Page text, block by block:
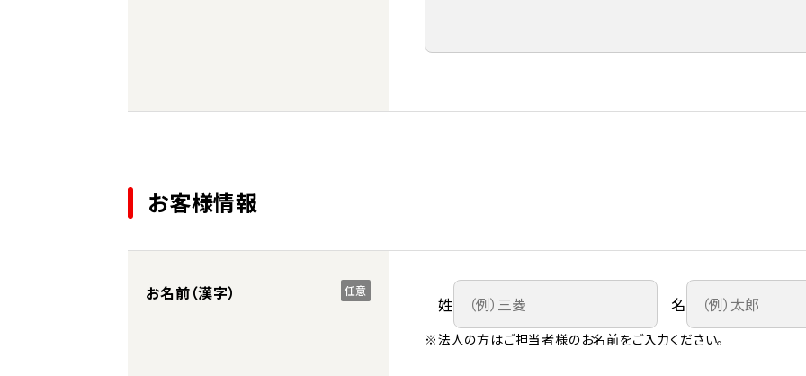
お客様情報
お名前（漢字） 任意
姓 名
※法人の方はご担当者様のお名前をご入力ください。